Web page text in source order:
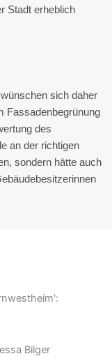
Stadt erheblich
sich daher
Fassadenbegrünung
des
an der richtigen
sondern hätte auch
Bilger